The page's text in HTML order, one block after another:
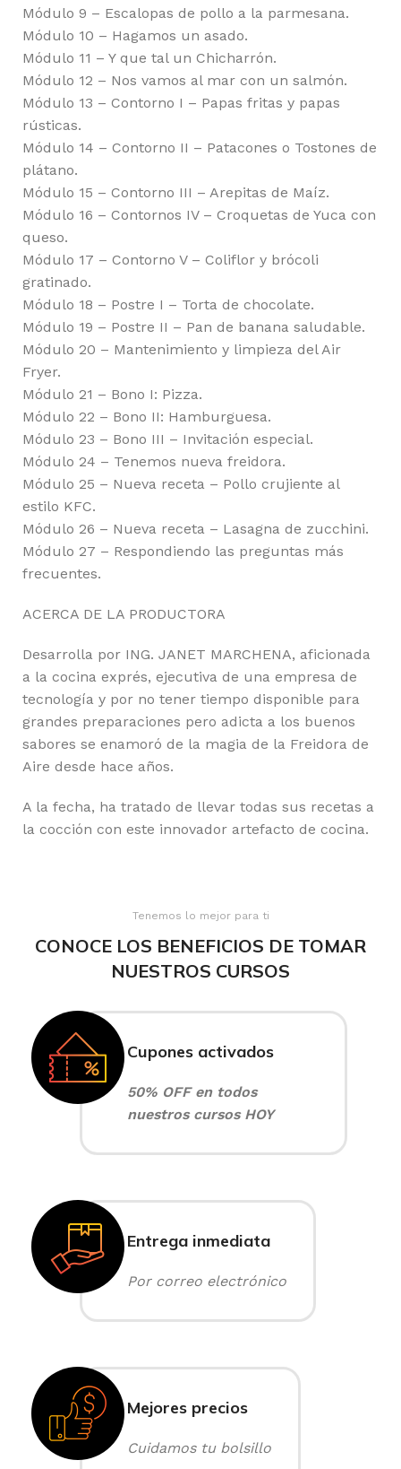
Módulo 9 – Escalopas de pollo a la parmesana.
Módulo 10 – Hagamos un asado.
Módulo 11 – Y que tal un Chicharrón.
Módulo 12 – Nos vamos al mar con un salmón.
Módulo 13 – Contorno I – Papas fritas y papas
rústicas.
Módulo 14 – Contorno II – Patacones o Tostones de
plátano.
Módulo 15 – Contorno III – Arepitas de Maíz.
Módulo 16 – Contornos IV – Croquetas de Yuca con
queso.
Módulo 17 – Contorno V – Coliflor y brócoli
gratinado.
Módulo 18 – Postre I – Torta de chocolate.
Módulo 19 – Postre II – Pan de banana saludable.
Módulo 20 – Mantenimiento y limpieza del Air
Fryer.
Módulo 21 – Bono I: Pizza.
Módulo 22 – Bono II: Hamburguesa.
Módulo 23 – Bono III – Invitación especial.
Módulo 24 – Tenemos nueva freidora.
Módulo 25 – Nueva receta – Pollo crujiente al
estilo KFC.
Módulo 26 – Nueva receta – Lasagna de zucchini.
Módulo 27 – Respondiendo las preguntas más
frecuentes.
ACERCA DE LA PRODUCTORA
Desarrolla por ING. JANET MARCHENA, aficionada
a la cocina exprés, ejecutiva de una empresa de
tecnología y por no tener tiempo disponible para
grandes preparaciones pero adicta a los buenos
sabores se enamoró de la magia de la Freidora de
Aire desde hace años.
A la fecha, ha tratado de llevar todas sus recetas a
la cocción con este innovador artefacto de cocina.
Tenemos lo mejor para ti
CONOCE LOS BENEFICIOS DE TOMAR
NUESTROS CURSOS
Cupones activados
50% OFF en todos
nuestros cursos HOY
Entrega inmediata
Por correo electrónico
Mejores precios
Cuidamos tu bolsillo